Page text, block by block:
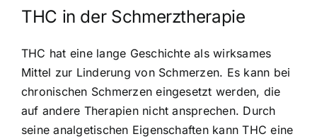
THC in der Schmerztherapie
THC hat eine lange Geschichte als wirksames
Mittel zur Linderung von Schmerzen. Es kann bei
chronischen Schmerzen eingesetzt werden, die
auf andere Therapien nicht ansprechen. Durch
seine analgetischen Eigenschaften kann THC eine